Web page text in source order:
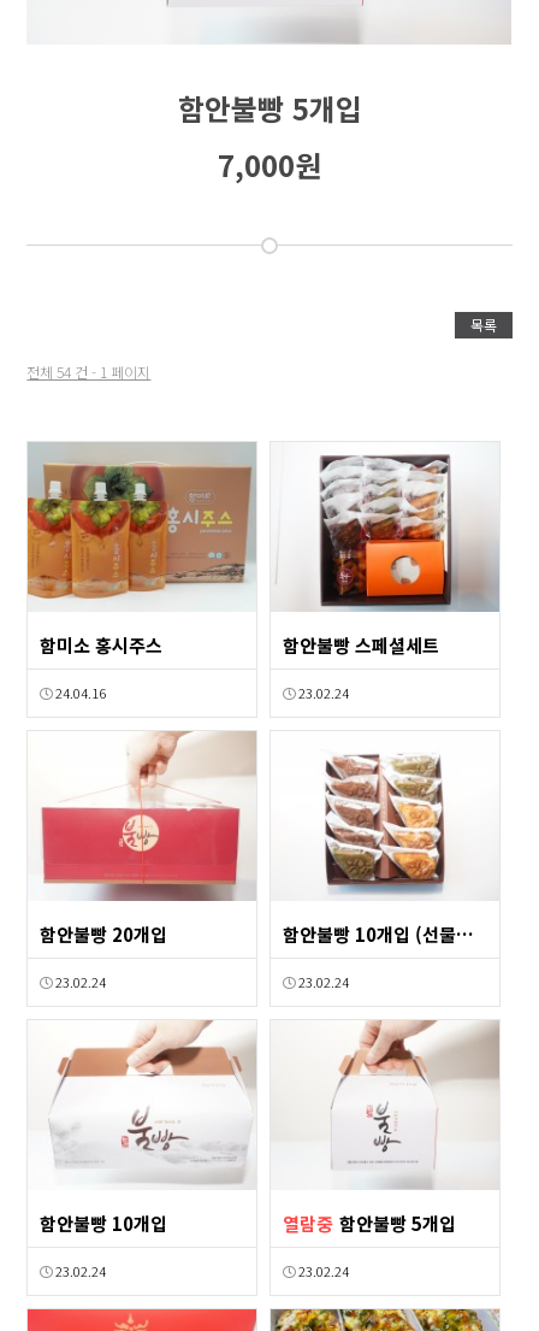
함안불빵 5개입
7,000원
목록
전체 54 건 - 1 페이지
함미소 홍시주스
24.04.16
함안불빵 스페셜세트
23.02.24
함안불빵 20개입
23.02.24
함안불빵 10개입 (선물용 포장)
23.02.24
함안불빵 10개입
23.02.24
열람중 함안불빵 5개입
23.02.24